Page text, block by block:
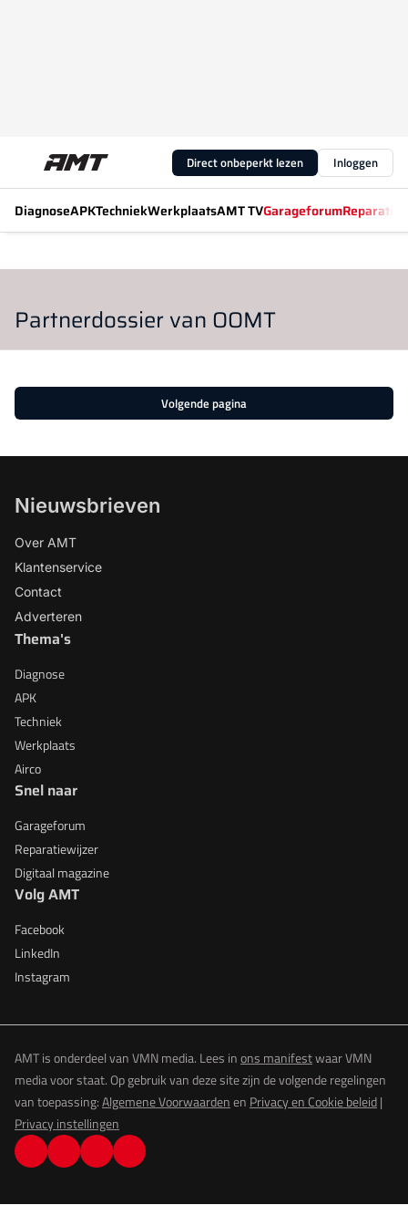
Direct onbeperkt lezen Inloggen
DiagnoseAPKTechniekWerkplaatsAMT TVGarageforum
Partnerdossier van OOMT
Volgende pagina
Nieuwsbrieven
Over AMT
Klantenservice
Contact
Adverteren
Thema's
Diagnose
APK
Techniek
Werkplaats
Airco
Snel naar
Garageforum
Reparatiewijzer
Digitaal magazine
Volg AMT
Facebook
LinkedIn
Instagram
AMT is onderdeel van VMN media. Lees inons manifestwaar VMN
media voor staat. Op gebruik van deze site zijn de volgende regelingen
van toepassing:Algemene Voorwaardenen Privacy en Cookie beleid|
Privacy instellingen